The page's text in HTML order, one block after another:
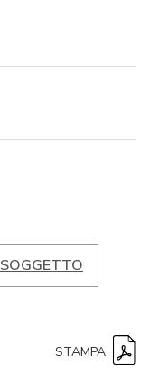
SOGGETTO
STAMPA